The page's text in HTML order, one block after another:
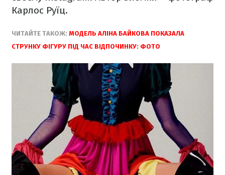
Карлос Руїц.
ЧИТАЙТЕ ТАКОЖ: МОДЕЛЬ АЛІНА БАЙКОВА ПОКАЗАЛА
СТРУНКУ ФІГУРУ ПІД ЧАС ВІДПОЧИНКУ: ФОТО